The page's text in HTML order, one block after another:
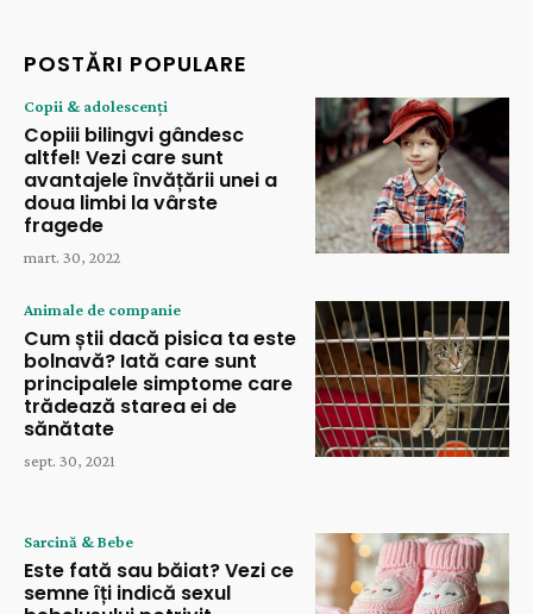
POSTĂRI POPULARE
Copii & adolescenți
Copiii bilingvi gândesc
altfel! Vezi care sunt
avantajele învățării unei a
doua limbi la vârste
fragede
mart. 30, 2022
Animale de companie
Cum știi dacă pisica ta este
bolnavă? Iată care sunt
principalele simptome care
trădează starea ei de
sănătate
sept. 30, 2021
Sarcină & Bebe
Este fată sau băiat? Vezi ce
semne îți indică sexul